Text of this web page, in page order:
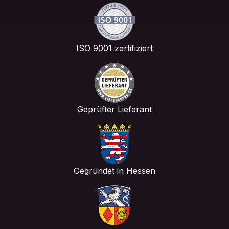
ISO 9001 zertifiziert
Geprüfter Lieferant
Gegründet in Hessen